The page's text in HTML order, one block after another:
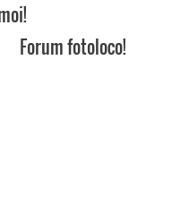
Forum fotoloco!